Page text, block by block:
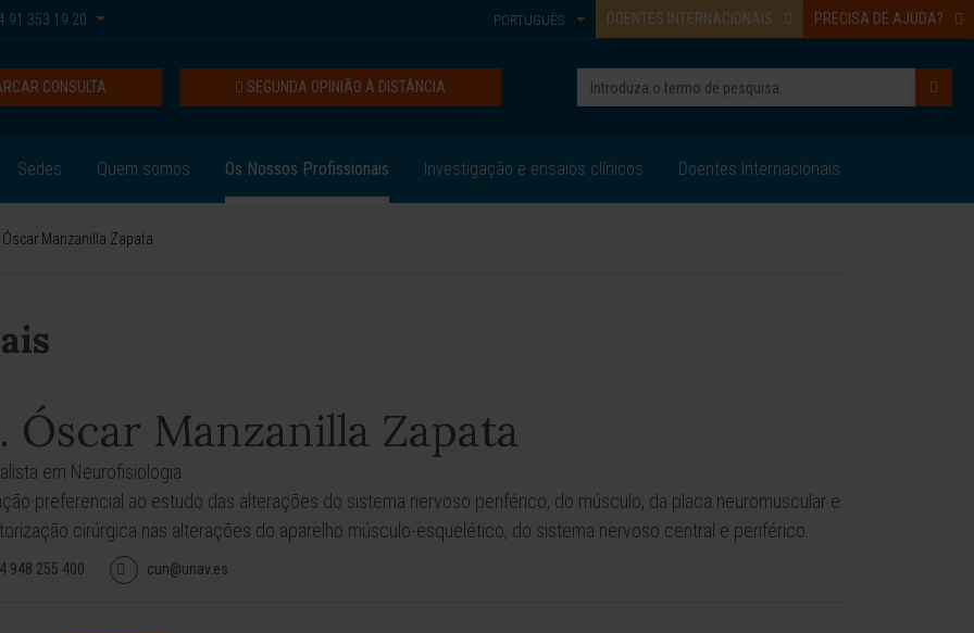
91 353 19 20 DOENTES INTERNACIONAIS PRECISA DE AJUDA?
PORTUGUÊS
SEGUNDA OPINIÃO À DISTÂNCIA
CONSULTA
Sedes Quem somos Os Nossos Profissionais Investigação e ensaios clínicos Doentes Internacionais
Óscar Manzanilla Zapata
Óscar Manzanilla Zapata
em Neurofisiologia.
preferencial ao estudo das alterações do sistema nervoso periférico, do músculo, da placa neuromuscular e
cirúrgica nas alterações do aparelho músculo-esquelético, do sistema nervoso central e periférico.
948 255 400 cun@unav.es